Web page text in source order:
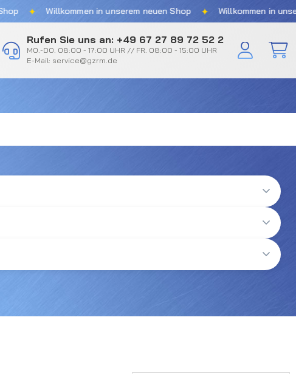
✦ Willkommen in unserem neuen Shop ✦ Willkommen in
Rufen Sie uns an: +49 67 27 89 72 52 2
MO.-DO. 08:00 - 17:00 UHR // FR. 08:00 - 15:00 UHR
E-Mail: service@gzrm.de